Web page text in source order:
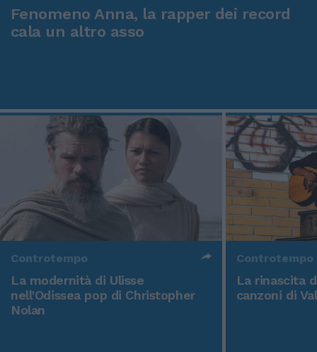
Fenomeno Anna, la rapper dei record
cala un altro asso
Controtempo
La modernità di Ulisse
nell'Odissea pop di Christopher
Nolan
Controtempo
La rinascita
canzoni di